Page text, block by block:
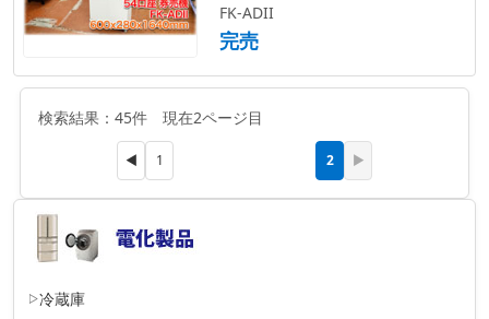
冷蔵庫
FK-ADII
完売
検索結果：45件 現在2ページ目
◀ 1 2 ▶